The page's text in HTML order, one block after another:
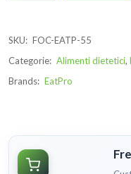
SKU: FOC-EATP-55
Categorie: Alimenti dietetici,
Brands: EatPro